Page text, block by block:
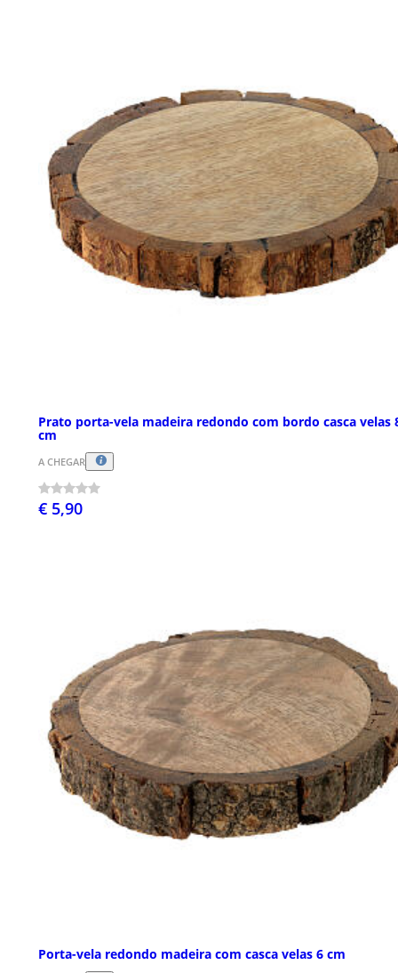
Prato porta-vela madeira redondo com bordo casca velas
cm
A CHEGAR
€ 5,90
Porta-vela redondo madeira com casca velas 6 cm